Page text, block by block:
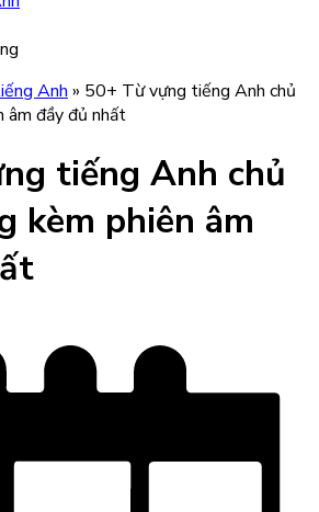
Anh » 50+ Từ vựng tiếng Anh chủ
âm đầy đủ nhất
tiếng Anh chủ
kèm phiên âm